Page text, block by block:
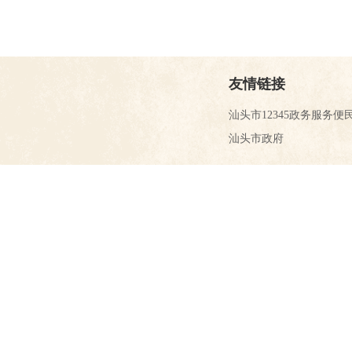
友情链接
汕头市12345政务服务便
汕头市政府